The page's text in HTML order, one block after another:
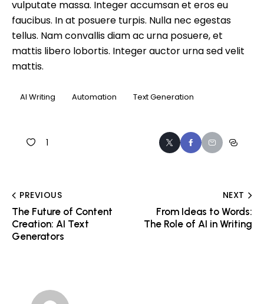
vulputate massa. Integer accumsan et eros eu
faucibus. In at posuere turpis. Nulla nec egestas
tellus. Nam convallis diam ac urna posuere, et
mattis libero lobortis. Integer auctor urna sed velit
mattis.
AI Writing Automation Text Generation
1
PREVIOUS
The Future of Content
Creation: AI Text
Generators
NEXT
From Ideas to Words:
The Role of AI in Writing